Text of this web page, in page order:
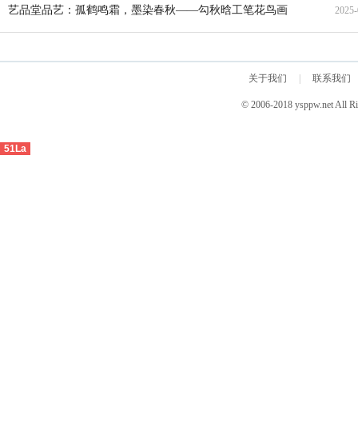
生命通透
艺品堂品艺：孤鹤鸣霜，墨染春秋——勾秋晗工笔花鸟画
的虚静美学与生命哲思
关于我们 联系我们
© 2006-2018 ysppw.net All
51La